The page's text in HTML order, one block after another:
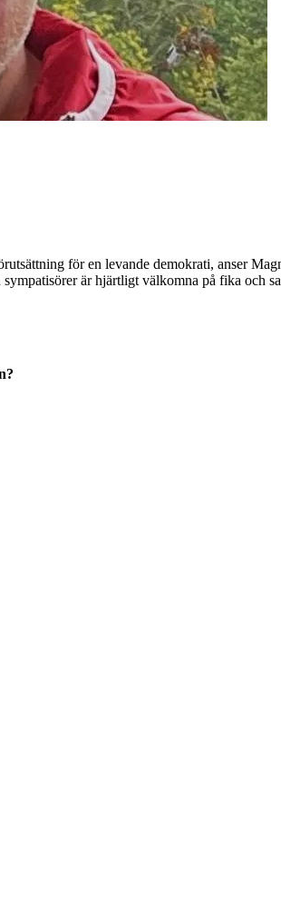
för en levande demokrati, anser
är hjärtligt välkomna på fika och